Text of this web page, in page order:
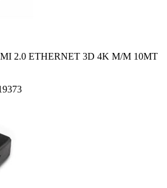
2.0 ETHERNET 3D 4K M/M 10MT